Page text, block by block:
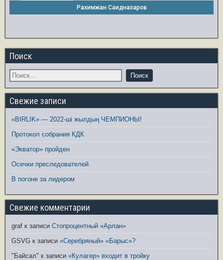
Рахимжан Саидназаров
Поиск
Свежие записи
«BIRLIK» — 2022-ші жылдың ЧЕМПИОНЫ!
Протокол собрания КДК
«Экватор» пройден
Осечки преследователей
В погоне за лидером
Свежие комментарии
graf к записи Стопроцентный «Арлан»
GSVG к записи «Серебряный» «Барыс»?
"Байсал" к записи «Кулагер» входит в тройку